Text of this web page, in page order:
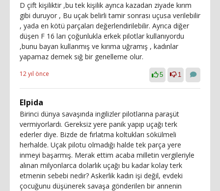
D çift kişiliktir ,bu tek kişilik ayrıca kazadan ziyade kırım
gibi duruyor , Bu uçak belirli tamir sonrası uçusa verilebilir
, yada en kötü parçaları değerlendirilebilir. Ayrıca diğer
düşen F 16 ları çoğunlukla erkek pilotlar kullanıyordu
,bunu bayan kullanmış ve kırıma uğramış , kadınlar
yapamaz demek sığ bir genelleme olur.
12 yıl önce 5 1
Elpida
Birinci dünya savaşında ingilizler pilotlarına paraşüt
vermiyorlardı. Gereksiz yere panik yapıp uçağı terk
ederler diye. Bizde de fırlatma koltukları sökülmeli
herhalde. Uçak pilotu olmadığı halde tek parça yere
inmeyi başarmış. Merak ettim acaba milletin vergileriyle
alınan milyonlarca dolarlık uçağı bu kadar kolay terk
etmenin sebebi nedir? Askerlik kadın işi değil, evdeki
çocuğunu düşünerek savaşa gönderilen bir annenin